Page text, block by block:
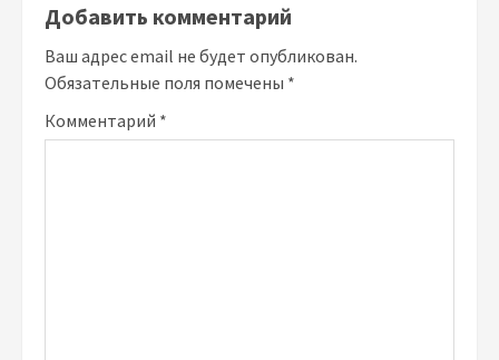
Добавить комментарий
Ваш адрес email не будет опубликован.
Обязательные поля помечены *
Комментарий *